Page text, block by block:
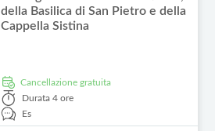
della Basilica di San Pietro e della
Cappella Sistina
Cancellazione gratuita
Durata 4 ore
Es